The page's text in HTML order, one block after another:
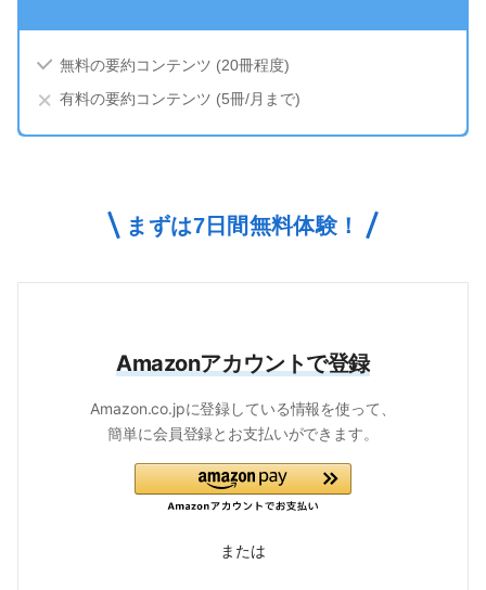
無料の要約コンテンツ (20冊程度)
有料の要約コンテンツ (5冊/月まで)
まずは7日間無料体験！
Amazonアカウントで登録
Amazon.co.jpに登録している情報を使って、
簡単に会員登録とお支払いができます。
または